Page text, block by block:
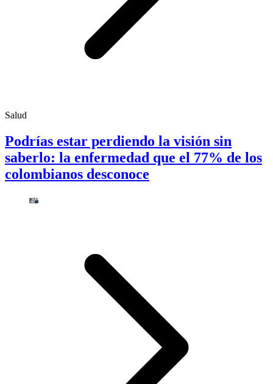
Salud
Podrías estar perdiendo la visión sin
saberlo: la enfermedad que el 77% de los
colombianos desconoce